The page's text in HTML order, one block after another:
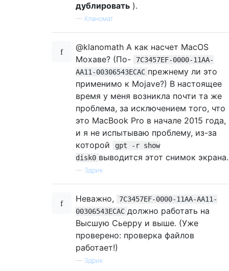
дублировать ).
— Кланомат
@klanomath А как насчет MacOS
Мохаве? (По-
7C3457EF-0000-11AA-
AA11-00306543ECAC прежнему ли это
применимо к Mojave?) В настоящее
время у меня возникла почти та же
проблема, за исключением того, что
это MacBook Pro в начале 2015 года,
и я не испытываю проблему, из-за
которой
gpt -r show
disk0 выводится этот снимок экрана.
— Эдрик
Неважно,
7C3457EF-0000-11AA-AA11-
00306543ECAC должно работать на
Высшую Сьерру и выше. (Уже
проверено: проверка файлов
работает!)
— Эдрик